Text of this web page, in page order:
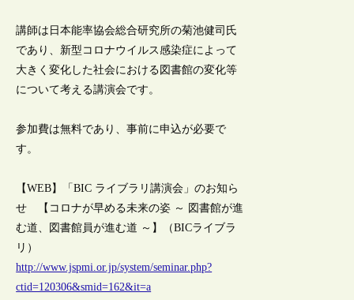
講師は日本能率協会総合研究所の菊池健司氏
であり、新型コロナウイルス感染症によって
大きく変化した社会における図書館の変化等
について考える講演会です。
参加費は無料であり、事前に申込が必要で
す。
【WEB】「BIC ライブラリ講演会」のお知ら
せ 【コロナが早める未来の姿 ～ 図書館が進
む道、図書館員が進む道 ～】（BICライブラ
リ）
http://www.jspmi.or.jp/system/seminar.php?
ctid=120306&smid=162&it=a